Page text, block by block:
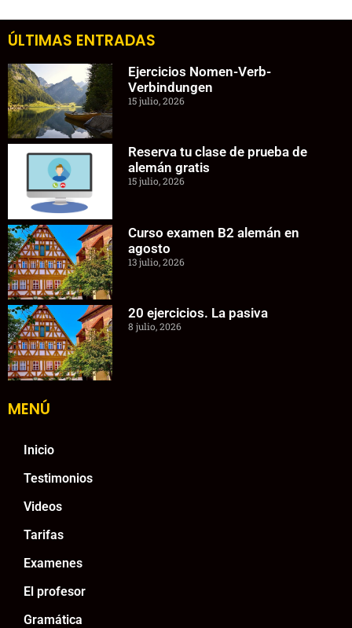
ÚLTIMAS ENTRADAS
Ejercicios Nomen-Verb-
Verbindungen
15 julio, 2026
Reserva tu clase de prueba de
alemán gratis
15 julio, 2026
Curso examen B2 alemán en
agosto
13 julio, 2026
20 ejercicios. La pasiva
8 julio, 2026
MENÚ
Inicio
Testimonios
Videos
Tarifas
Examenes
El profesor
Gramática